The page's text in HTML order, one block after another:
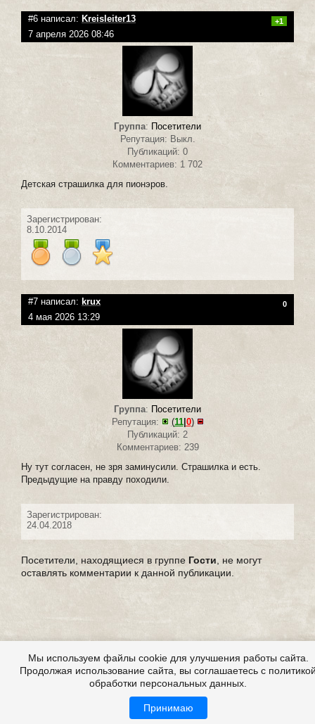
#6 написал: Kreisleiter13 +1
7 апреля 2026 08:46
Группа: Посетители
Репутация: Выкл.
Публикаций: 0
Комментариев: 1 702
Детская страшилка для пионэров.
Зарегистрирован:
8.10.2014
#7 написал: krux 0
4 мая 2026 13:29
Группа: Посетители
Репутация:
(11| 0)
Публикаций: 2
Комментариев: 239
Ну тут согласен, не зря заминусили. Страшилка и есть.
Предыдущие на правду походили.
Зарегистрирован:
24.04.2018
Посетители, находящиеся в группе Гости , не могут
оставлять комментарии к данной публикации.
Мы используем файлы cookie для улучшения работы сайта.
Продолжая использование сайта, вы соглашаетесь с
обработки персональных данных.
Принимаю